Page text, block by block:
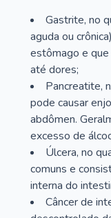
Gastrite, no
aguda ou
estômago e
até dores;
Pancreatite,
pode causar
abdômen.
excesso de
Úlcera, no
comuns e
interna do
Câncer de